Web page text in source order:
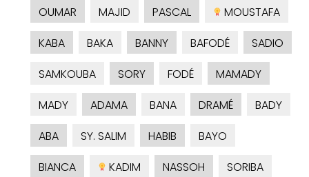
OUMAR
MAJID PASCAL
MOUSTAFA
KABA
BAKA BANNY BAFODÉ
SADIO
SAMKOUBA
SORY FODÉ
MAMADY
MADY
ADAMA BANA DRAMÉ
BADY
ABA
SY. SALIM HABIB
BAYO
BIANCA
KADIM NASSOH
SORIBA